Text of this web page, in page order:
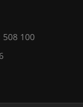
508 100